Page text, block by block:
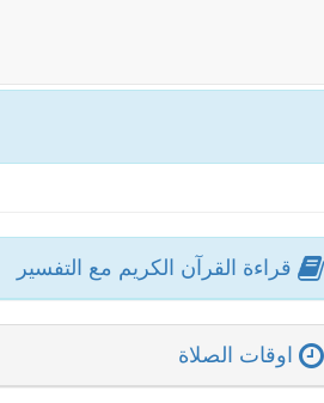
قراءة القرآن الكريم مع التفسير
اوقات الصلاة